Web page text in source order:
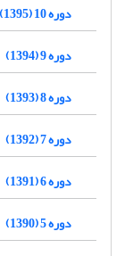
دوره 10 (1395)
دوره 9 (1394)
دوره 8 (1393)
دوره 7 (1392)
دوره 6 (1391)
دوره 5 (1390)